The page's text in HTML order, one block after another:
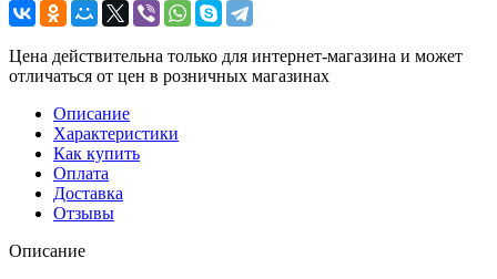
Цена действительна только для интернет-магазина и может
отличаться от цен в розничных магазинах
Описание
Характеристики
Как купить
Оплата
Доставка
Отзывы
Описание